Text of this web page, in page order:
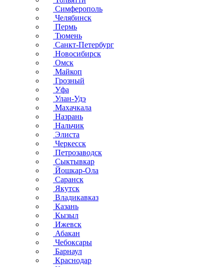
Симферополь
Челябинск
Пермь
Тюмень
Санкт-Петербург
Новосибирск
Омск
Майкоп
Грозный
Уфа
Улан-Удэ
Махачкала
Назрань
Нальчик
Элиста
Черкесск
Петрозаводск
Сыктывкар
Йошкар-Ола
Саранск
Якутск
Владикавказ
Казань
Кызыл
Ижевск
Абакан
Чебоксары
Барнаул
Краснодар